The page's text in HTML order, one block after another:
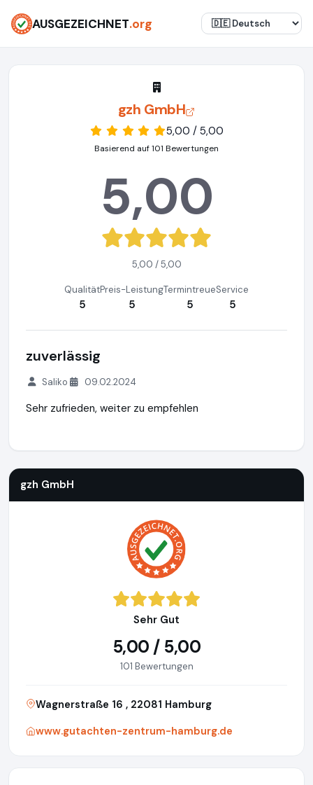
AUSGEZEICHNET.org
gzh GmbH
5,00 / 5,00
Basierend auf 101 Bewertungen
5,00
5,00 / 5,00
Qualität
5
Preis-Leistung
5
Termintreue
5
Service
5
zuverlässig
Saliko 09.02.2024
Sehr zufrieden, weiter zu empfehlen
gzh GmbH
Sehr Gut
5,00 / 5,00
101 Bewertungen
Wagnerstraße 16 , 22081 Hamburg
www.gutachten-zentrum-hamburg.de